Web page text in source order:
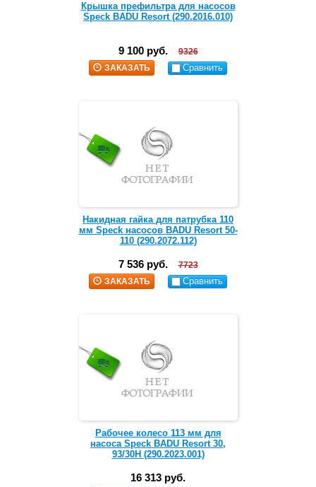
Крышка префильтра для насосов
Speck BADU Resort (290.2016.010)
9 100 руб.
9326
ЗАКАЗАТЬ
Сравнить
Накидная гайка для патрубка 110
мм Speck насосов BADU Resort 50-
110 (290.2072.112)
7 536 руб.
7723
ЗАКАЗАТЬ
Сравнить
Рабочее колесо 113 мм для
насоса Speck BADU Resort 30,
93/30H (290.2023.001)
16 313 руб.